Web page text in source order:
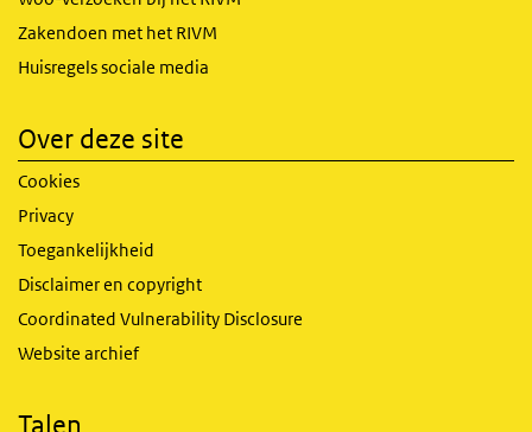
Zakendoen met het RIVM
Huisregels sociale media
Over deze site
Cookies
Privacy
Toegankelijkheid
Disclaimer en copyright
Coordinated Vulnerability Disclosure
Website archief
Talen